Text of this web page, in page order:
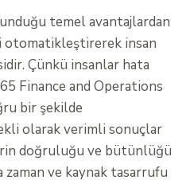
temel avantajlardan
otomatikleştirerek insan
Çünkü insanlar hata
Finance and Operations
bir şekilde
olarak verimli sonuçlar
doğruluğu ve bütünlüğü
zaman ve kaynak tasarrufu